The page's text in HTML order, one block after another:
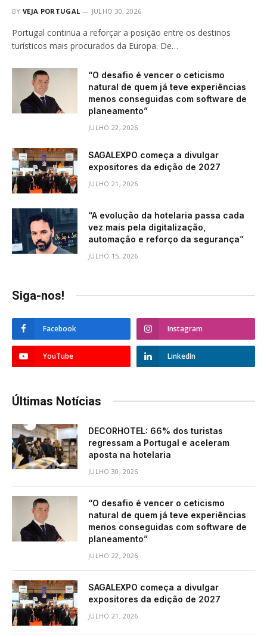
BY VEJA PORTUGAL JULHO 30, 2026
Portugal continua a reforçar a posição entre os destinos
turísticos mais procurados da Europa. De…
“O desafio é vencer o ceticismo
natural de quem já teve experiências
menos conseguidas com software de
planeamento”
JULHO 22, 2026
SAGALEXPO começa a divulgar
expositores da edição de 2027
JULHO 21, 2026
“A evolução da hotelaria passa cada
vez mais pela digitalização,
automação e reforço da segurança”
JULHO 15, 2026
Siga-nos!
Facebook Instagram
YouTube LinkedIn
Últimas Notícias
DECORHOTEL: 66% dos turistas
regressam a Portugal e aceleram
aposta na hotelaria
JULHO 30, 2026
“O desafio é vencer o ceticismo
natural de quem já teve experiências
menos conseguidas com software de
planeamento”
JULHO 22, 2026
SAGALEXPO começa a divulgar
expositores da edição de 2027
JULHO 21, 2026